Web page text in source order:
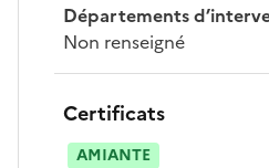
Départements
Non renseigné
Certificats
AMIANTE